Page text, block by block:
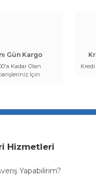
Gün Kargo
Kadar Olan
İçin
Hizmetleri
Yapabilirim?